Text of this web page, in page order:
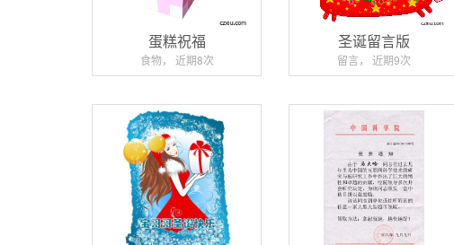
蛋糕祝福
食物， 近期8次
圣诞留言版
留言， 近期9次